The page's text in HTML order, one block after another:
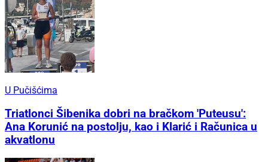
U Pučišćima
Triatlonci Šibenika dobri na bračkom 'Puteusu':
Ana Korunić na postolju, kao i Klarić i Računica u
akvatlonu